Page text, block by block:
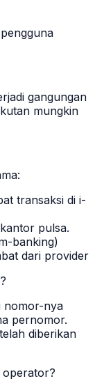
gangungan
mungkin
transaksi di i-
pulsa.
banking)
dari provider
nomor-nya
pernomor.
diberikan
operator?